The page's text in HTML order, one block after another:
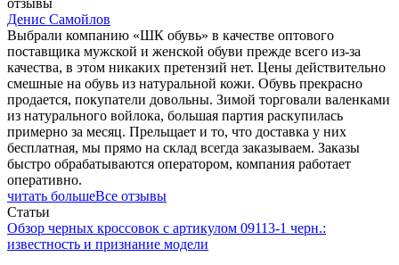
Денис Самойлов
Выбрали компанию «ШК обувь» в качестве оптового
поставщика мужской и женской обуви прежде всего из-за
качества, в этом никаких претензий нет. Цены действительно
смешные на обувь из натуральной кожи. Обувь прекрасно
продается, покупатели довольны. Зимой торговали валенками
из натурального войлока, большая партия раскупилась
примерно за месяц. Прельщает и то, что доставка у них
бесплатная, мы прямо на склад всегда заказываем. Заказы
быстро обрабатываются оператором, компания работает
оперативно.
читать большеВсе отзывы
Статьи
Обзор черных кроссовок с артикулом 09113-1 черн.:
известность и признание модели